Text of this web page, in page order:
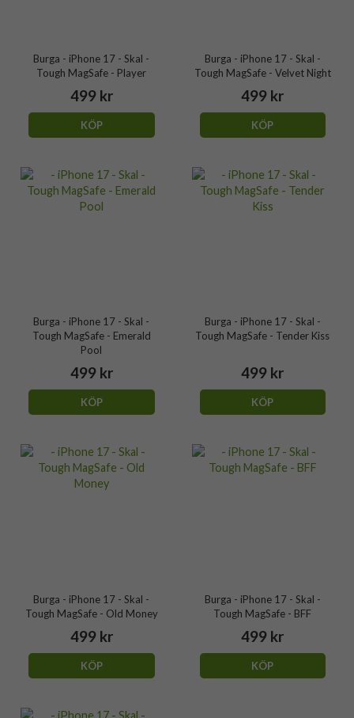
Burga - iPhone 17 - Skal -
Tough MagSafe - Player
499 kr
KÖP
Burga - iPhone 17 - Skal -
Tough MagSafe - Velvet Night
499 kr
KÖP
Burga - iPhone 17 - Skal -
Tough MagSafe - Emerald
Pool
499 kr
KÖP
Burga - iPhone 17 - Skal -
Tough MagSafe - Tender Kiss
499 kr
KÖP
Burga - iPhone 17 - Skal -
Tough MagSafe - Old Money
499 kr
KÖP
Burga - iPhone 17 - Skal -
Tough MagSafe - BFF
499 kr
KÖP